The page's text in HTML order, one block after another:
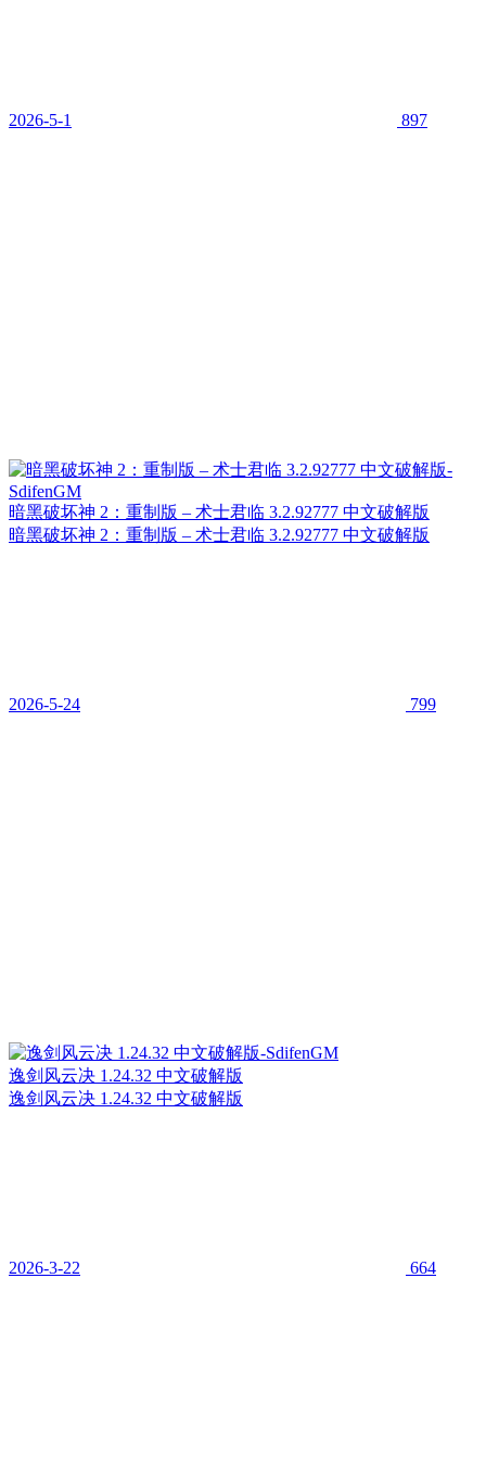
2026-5-1 897
暗黑破坏神 2：重制版 – 术士君临 3.2.92777 中文破解版
暗黑破坏神 2：重制版 – 术士君临 3.2.92777 中文破解版
2026-5-24 799
逸剑风云决 1.24.32 中文破解版
逸剑风云决 1.24.32 中文破解版
2026-3-22 664